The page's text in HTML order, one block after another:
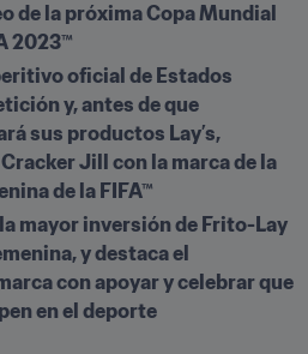
de la próxima Copa Mundial
2023™
oficial de Estados
y, antes de que
sus productos Lay’s,
Jill con la marca de la
de la FIFA™
mayor inversión de Frito-Lay
y destaca el
con apoyar y celebrar que
en el deporte